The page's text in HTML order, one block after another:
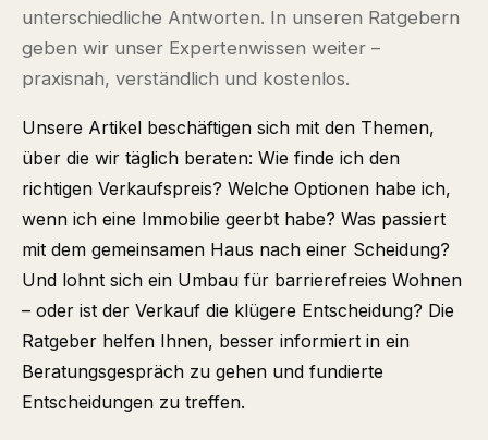
unterschiedliche Antworten. In unseren Ratgebern
geben wir unser Expertenwissen weiter –
praxisnah, verständlich und kostenlos.
Unsere Artikel beschäftigen sich mit den Themen,
über die wir täglich beraten: Wie finde ich den
richtigen Verkaufspreis? Welche Optionen habe ich,
wenn ich eine Immobilie geerbt habe? Was passiert
mit dem gemeinsamen Haus nach einer Scheidung?
Und lohnt sich ein Umbau für barrierefreies Wohnen
– oder ist der Verkauf die klügere Entscheidung? Die
Ratgeber helfen Ihnen, besser informiert in ein
Beratungsgespräch zu gehen und fundierte
Entscheidungen zu treffen.